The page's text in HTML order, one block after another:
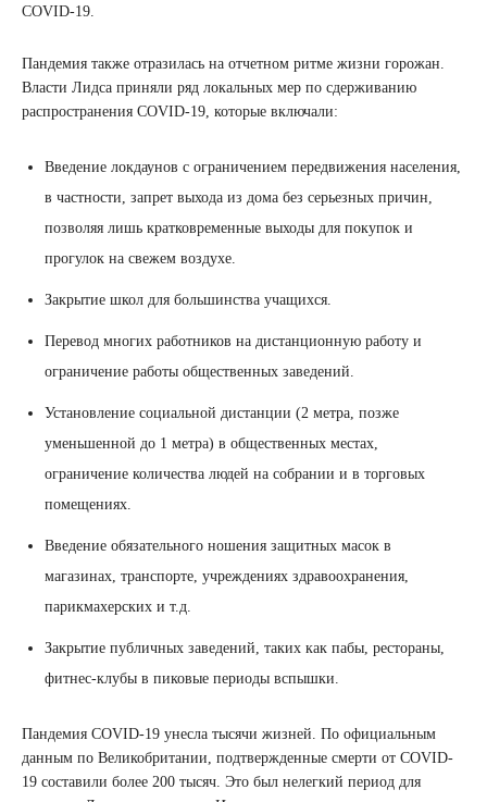
COVID-19.
Пандемия также отразилась на отчетном ритме жизни горожан.
Власти Лидса приняли ряд локальных мер по сдерживанию
распространения COVID-19, которые включали:
Введение локдаунов с ограничением передвижения населения,
в частности, запрет выхода из дома без серьезных причин,
позволяя лишь кратковременные выходы для покупок и
прогулок на свежем воздухе.
Закрытие школ для большинства учащихся.
Перевод многих работников на дистанционную работу и
ограничение работы общественных заведений.
Установление социальной дистанции (2 метра, позже
уменьшенной до 1 метра) в общественных местах,
ограничение количества людей на собрании и в торговых
помещениях.
Введение обязательного ношения защитных масок в
магазинах, транспорте, учреждениях здравоохранения,
парикмахерских и т.д.
Закрытие публичных заведений, таких как пабы, рестораны,
фитнес-клубы в пиковые периоды вспышки.
Пандемия COVID-19 унесла тысячи жизней. По официальным
данным по Великобритании, подтвержденные смерти от COVID-
19 составили более 200 тысяч. Это был нелегкий период для